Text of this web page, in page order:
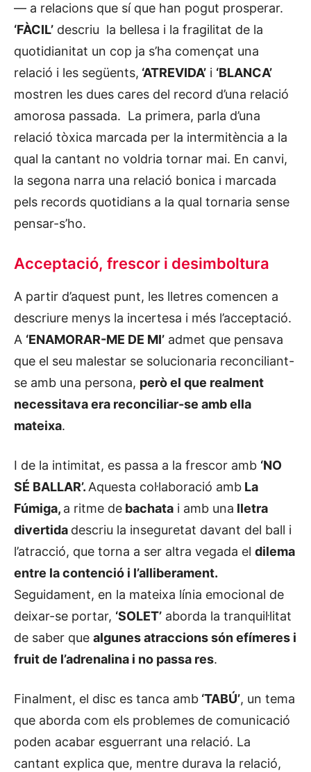
— a relacions que sí que han pogut prosperar.
‘FÀCIL’ descriu la bellesa i la fragilitat de la
quotidianitat un cop ja s’ha començat una
relació i les següents, ‘ATREVIDA’ i ‘BLANCA’
mostren les dues cares del record d’una relació
amorosa passada. La primera, parla d’una
relació tòxica marcada per la intermitència a la
qual la cantant no voldria tornar mai. En canvi,
la segona narra una relació bonica i marcada
pels records quotidians a la qual tornaria sense
pensar-s’ho.
Acceptació, frescor i desimboltura
A partir d’aquest punt, les lletres comencen a
descriure menys la incertesa i més l’acceptació.
A ‘ENAMORAR-ME DE MI’ admet que pensava
que el seu malestar se solucionaria reconciliant-
se amb una persona, però el que realment
necessitava era reconciliar-se amb ella
mateixa.
I de la intimitat, es passa a la frescor amb ‘NO
SÉ BALLAR’. Aquesta col·laboració amb La
Fúmiga, a ritme de bachata i amb una lletra
divertida descriu la inseguretat davant del ball i
l’atracció, que torna a ser altra vegada el dilema
entre la contenció i l’alliberament.
Seguidament, en la mateixa línia emocional de
deixar-se portar, ‘SOLET’ aborda la tranquil·litat
de saber que algunes atraccions són efímeres i
fruit de l’adrenalina i no passa res.
Finalment, el disc es tanca amb ‘TABÚ’, un tema
que aborda com els problemes de comunicació
poden acabar esguerrant una relació. La
cantant explica que, mentre durava la relació,